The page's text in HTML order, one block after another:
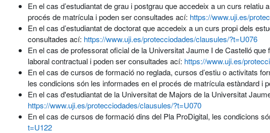
En el cas d’estudiantat de grau i postgrau que accedeix a un curs
procés de matrícula i poden ser consultades ací: https://www.uji.es/
En el cas d’estudiantat de doctorat que accedeix a un curs propi dels
consultades ací: https://www.uji.es/protecciodades/clausules/?t=U076
En el cas de professorat oficial de la Universitat Jaume I de Castelló
laboral contractual i poden ser consultades ací: https://www.uji.es/
En el cas de cursos de formació no reglada, cursos d’estiu o activitats
les condicions són les informades en el procés de matrícula estàndard i
En el cas d'estudiantat de la Universitat de Majors de la Universitat
https://www.uji.es/protecciodades/clausules/?t=U070
En el cas de cursos de formació dins del Pla ProDigital, les condicions
t=U122